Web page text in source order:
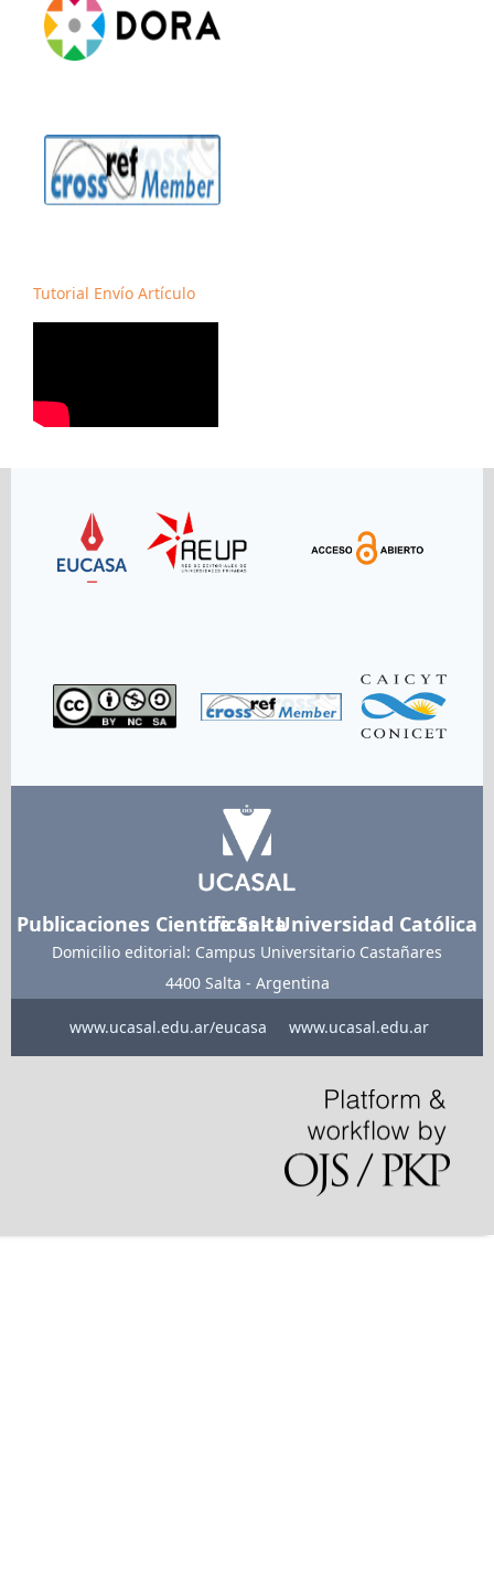
Tutorial Envío Artículo
Link
Link
Publicaciones Cientificas - Universidad Católica de Salta
Domicilio editorial: Campus Universitario Castañares
4400 Salta - Argentina
www.ucasal.edu.ar/eucasa www.ucasal.edu.ar